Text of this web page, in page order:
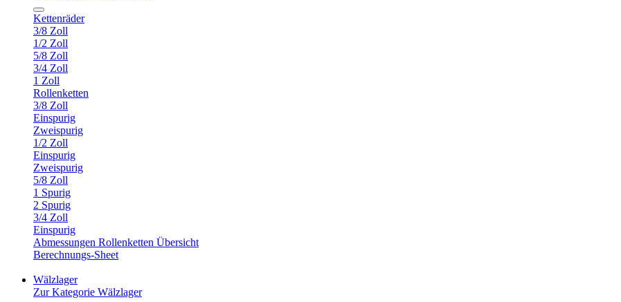
Kettenräder
3/8 Zoll
1/2 Zoll
5/8 Zoll
3/4 Zoll
1 Zoll
Rollenketten
3/8 Zoll
Einspurig
Zweispurig
1/2 Zoll
Einspurig
Zweispurig
5/8 Zoll
1 Spurig
2 Spurig
3/4 Zoll
Einspurig
Abmessungen Rollenketten Übersicht
Berechnungs-Sheet
Wälzlager
Zur Kategorie Wälzlager